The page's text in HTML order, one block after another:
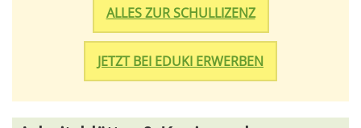
ALLES ZUR SCHULLIZENZ
JETZT BEI EDUKI ERWERBEN